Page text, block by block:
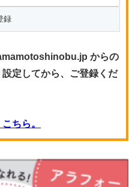
からの
定してから、ご登録くだ
ちら。